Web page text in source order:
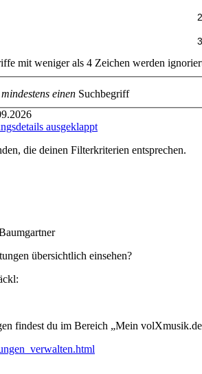
mit weniger als 4 Zeichen werden
mindestens einen Suchbegriff
ausgeklappt
die deinen Filterkriterien entsprechen.
übersichtlich einsehen?
findest du im Bereich „Mein